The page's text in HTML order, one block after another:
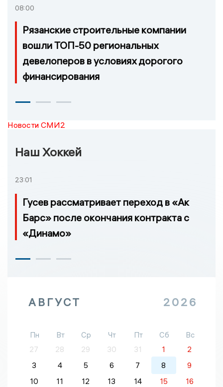
08:00
Рязанские строительные компании
вошли ТОП-50 региональных
девелоперов в условиях дорогого
финансирования
Новости СМИ2
Наш Хоккей
23:01
Гусев рассматривает переход в «Ак
Барс» после окончания контракта с
«Динамо»
АВГУСТ 2026
Пн Вт Ср Чт Пт Сб
Вс
27
28 29 30 31 1
2
3
4 5 6 7 8
9
10
11 12 13 14 15
16